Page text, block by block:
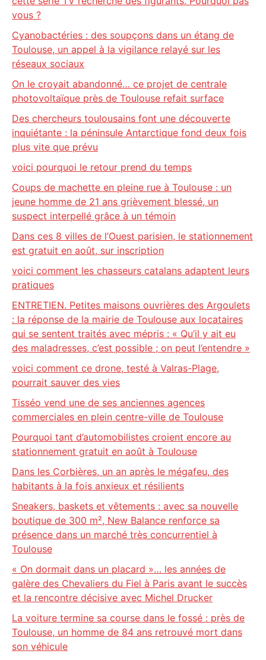
vous ?
Cyanobactéries : des soupçons dans un étang de
Toulouse, un appel à la vigilance relayé sur les
réseaux sociaux
On le croyait abandonné… ce projet de centrale
photovoltaïque près de Toulouse refait surface
Des chercheurs toulousains font une découverte
inquiétante : la péninsule Antarctique fond deux fois
plus vite que prévu
voici pourquoi le retour prend du temps
Coups de machette en pleine rue à Toulouse : un
jeune homme de 21 ans grièvement blessé, un
suspect interpellé grâce à un témoin
Dans ces 8 villes de l’Ouest parisien, le stationnement
est gratuit en août, sur inscription
voici comment les chasseurs catalans adaptent leurs
pratiques
ENTRETIEN. Petites maisons ouvrières des Argoulets
: la réponse de la mairie de Toulouse aux locataires
qui se sentent traités avec mépris : « Qu’il y ait eu
des maladresses, c’est possible ; on peut l’entendre »
voici comment ce drone, testé à Valras-Plage,
pourrait sauver des vies
Tisséo vend une de ses anciennes agences
commerciales en plein centre-ville de Toulouse
Pourquoi tant d’automobilistes croient encore au
stationnement gratuit en août à Toulouse
Dans les Corbières, un an après le mégafeu, des
habitants à la fois anxieux et résilients
Sneakers, baskets et vêtements : avec sa nouvelle
boutique de 300 m², New Balance renforce sa
présence dans un marché très concurrentiel à
Toulouse
« On dormait dans un placard »… les années de
galère des Chevaliers du Fiel à Paris avant le succès
et la rencontre décisive avec Michel Drucker
La voiture termine sa course dans le fossé : près de
Toulouse, un homme de 84 ans retrouvé mort dans
son véhicule